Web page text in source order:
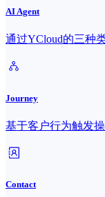
AI Agent
通过YCloud的三种
Journey
基于客户行为触发
Contact